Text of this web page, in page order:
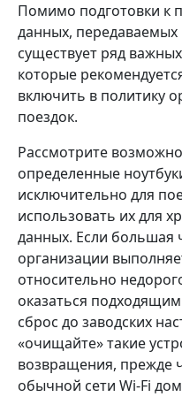
Помимо подготовки к
данных, передаваемых
существует ряд
которые
включить в политику
поездок.
Рассмотрите
определенные
исключительно для
использовать их для
данных. Если большая
организации
относительно
оказаться
сброс до заводских
«очищайте» такие
возвращения, прежде
обычной сети Wi-Fi